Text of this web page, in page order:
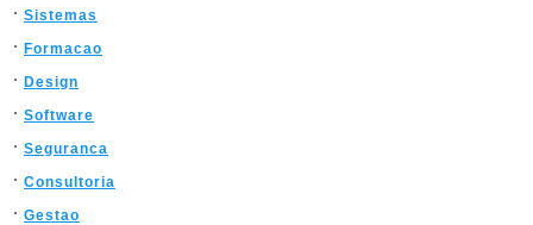
Sistemas
Formacao
Design
Software
Seguranca
Consultoria
Gestao